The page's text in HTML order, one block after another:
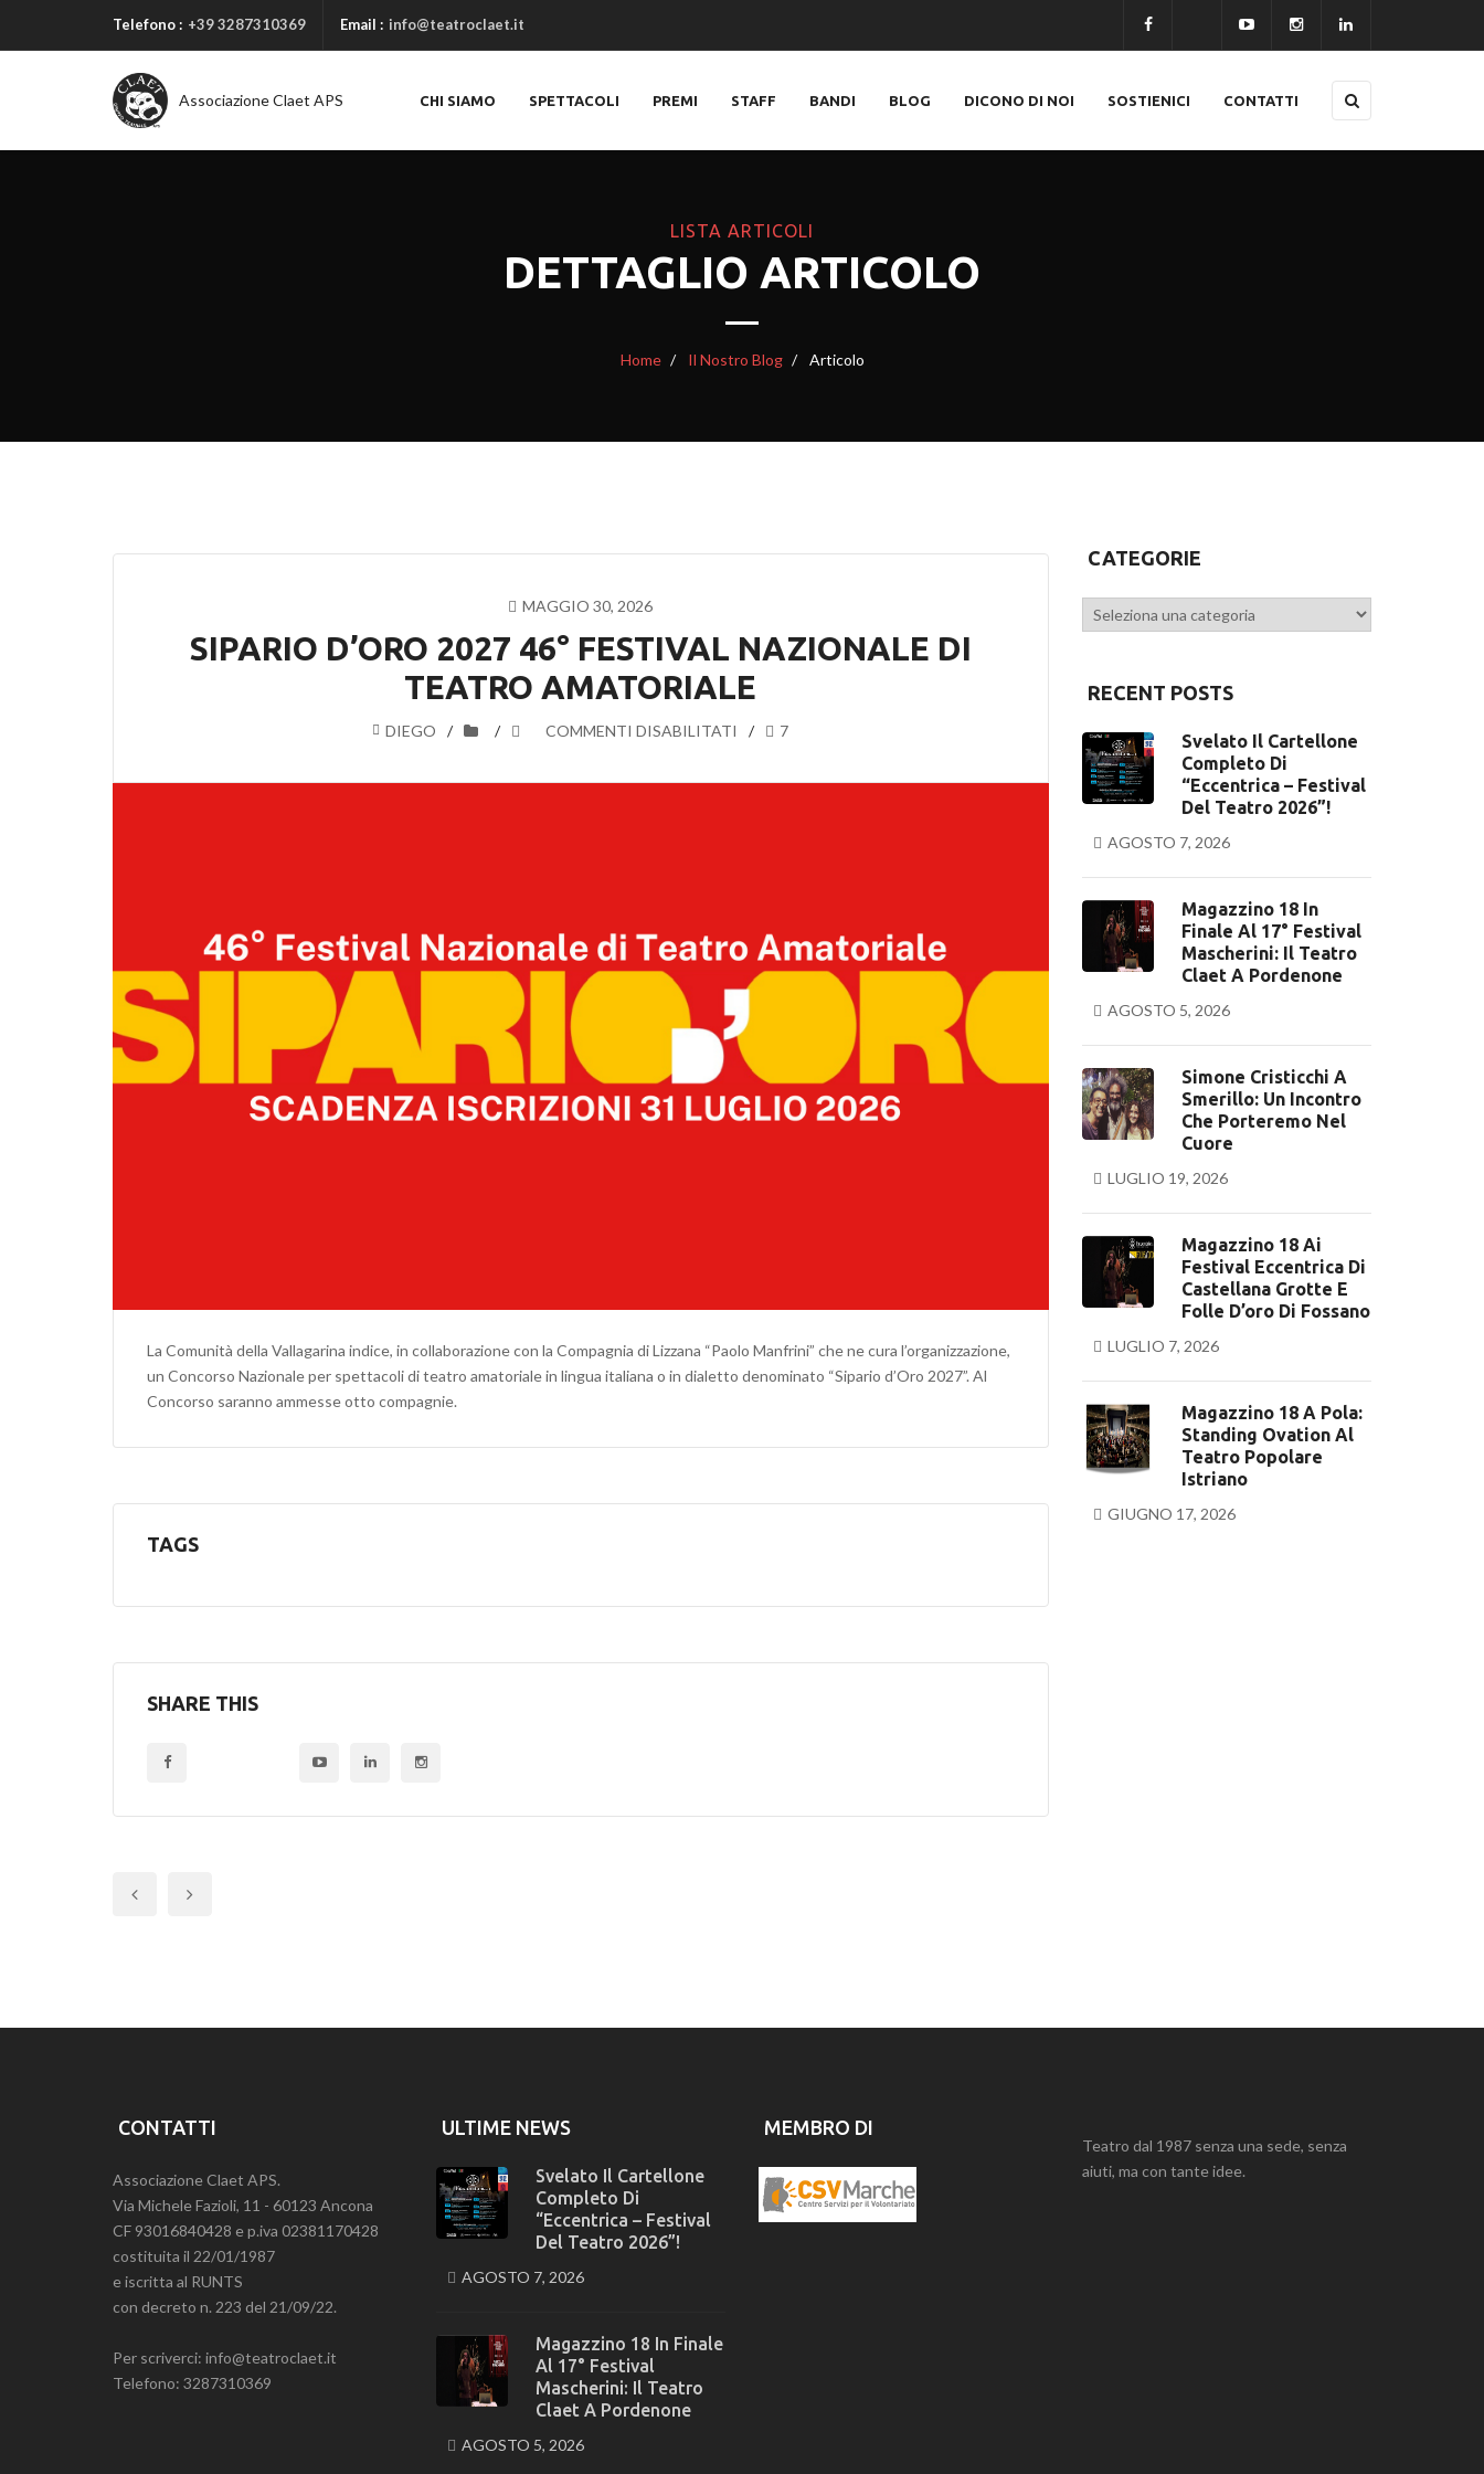
Telefono : +39 3287310369 Email : info@teatroclaet.it
Associazione Claet APS CHI SIAMO SPETTACOLI PREMI STAFF BANDI BLOG DICONO DI NOI SOSTIENICI CONTATTI
LISTA ARTICOLI
DETTAGLIO ARTICOLO
Home Il Nostro Blog Articolo
MAGGIO 30, 2026
SIPARIO D’ORO 2027 46° FESTIVAL NAZIONALE DI
TEATRO AMATORIALE
DIEGO COMMENTI DISABILITATI
SU
D’ORO
TEATRO
AMATORIALE
7
La Comunità della Vallagarina indice, in collaborazione con la Compagnia di Lizzana “Paolo Manfrini” che ne cura l’organizzazione,
un Concorso Nazionale per spettacoli di teatro amatoriale in lingua italiana o in dialetto denominato “Sipario d’Oro 2027”. Al
Concorso saranno ammesse otto compagnie.
TAGS
SHARE THIS
CATEGORIE
Categorie
RECENT POSTS
Svelato Il Cartellone
Completo Di
“Eccentrica – Festival
Del Teatro 2026”!
AGOSTO 7, 2026
Magazzino 18 In
Finale Al 17° Festival
Mascherini: Il Teatro
Claet A Pordenone
AGOSTO 5, 2026
Simone Cristicchi A
Smerillo: Un Incontro
Che Porteremo Nel
Cuore
LUGLIO 19, 2026
Magazzino 18 Ai
Festival Eccentrica Di
Castellana Grotte E
Folle D’oro Di Fossano
LUGLIO 7, 2026
Magazzino 18 A Pola:
Standing Ovation Al
Teatro Popolare
Istriano
GIUGNO 17, 2026
CONTATTI
Associazione Claet APS.
Via Michele Fazioli, 11 - 60123 Ancona
CF 93016840428 e p.iva 02381170428
costituita il 22/01/1987
e iscritta al RUNTS
con decreto n. 223 del 21/09/22.
Per scriverci: info@teatroclaet.it
Telefono: 3287310369
ULTIME NEWS
Svelato Il Cartellone
Completo Di
“Eccentrica – Festival
Del Teatro 2026”!
AGOSTO 7, 2026
Magazzino 18 In Finale
Al 17° Festival
Mascherini: Il Teatro
Claet A Pordenone
AGOSTO 5, 2026
MEMBRO DI
Teatro dal 1987 senza una sede, senza
aiuti, ma con tante idee.